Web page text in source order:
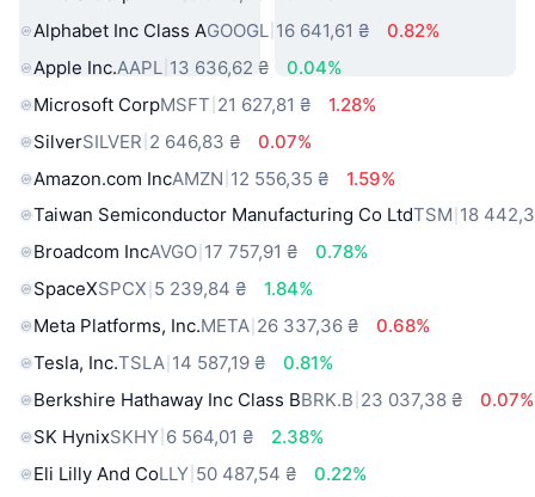
Alphabet Inc Class AGOOGL 16 641,61 ₴
0.82%
Apple Inc.AAPL 13 636,62 ₴
0.04%
Microsoft CorpMSFT 21 627,81 ₴
1.28%
SilverSILVER 2 646,83 ₴
0.07%
Amazon.com IncAMZN 12 556,35 ₴
1.59%
Taiwan Semiconductor Manufacturing Co LtdTSM 18
Broadcom IncAVGO 17 757,91 ₴
0.78%
SpaceXSPCX 5 239,84 ₴
1.84%
Meta Platforms, Inc.META 26 337,36 ₴
0.68%
Tesla, Inc.TSLA 14 587,19 ₴
0.81%
Berkshire Hathaway Inc Class BBRK.B 23 037,38 ₴
0.07%
SK HynixSKHY 6 564,01 ₴
2.38%
Eli Lilly And CoLLY 50 487,54 ₴
0.22%